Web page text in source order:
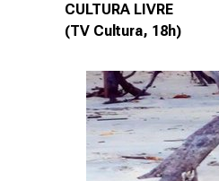
CULTURA LIVRE
(TV Cultura, 18h)